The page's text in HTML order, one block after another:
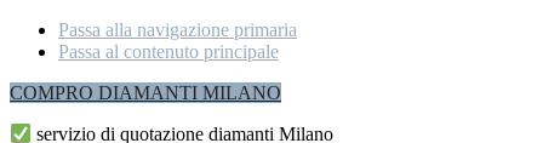
Passa alla navigazione primaria
Passa al contenuto principale
COMPRO DIAMANTI MILANO
servizio di quotazione diamanti Milano